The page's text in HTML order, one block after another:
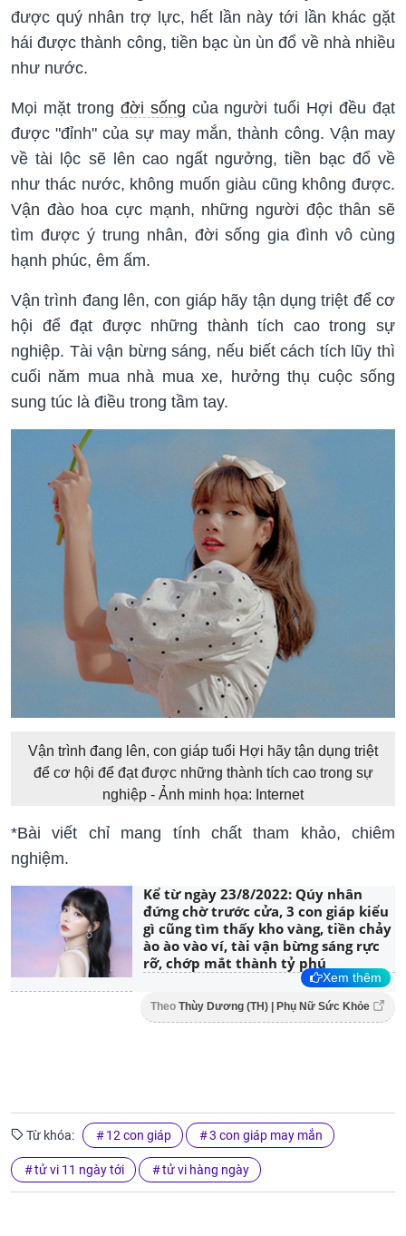
được quý nhân trợ lực, hết lần này tới lần khác gặt
hái được thành công, tiền bạc ùn ùn đổ về nhà nhiều
như nước.
Mọi mặt trong đời sống của người tuổi Hợi đều đạt
được "đỉnh" của sự may mắn, thành công. Vận may
về tài lộc sẽ lên cao ngất ngưởng, tiền bạc đổ về
như thác nước, không muốn giàu cũng không được.
Vận đào hoa cực mạnh, những người độc thân sẽ
tìm được ý trung nhân, đời sống gia đình vô cùng
hạnh phúc, êm ấm.
Vận trình đang lên, con giáp hãy tận dụng triệt để cơ
hội để đạt được những thành tích cao trong sự
nghiệp. Tài vận bừng sáng, nếu biết cách tích lũy thì
cuối năm mua nhà mua xe, hưởng thụ cuộc sống
sung túc là điều trong tầm tay.
Vận trình đang lên, con giáp tuổi Hợi hãy tận dụng triệt
để cơ hội để đạt được những thành tích cao trong sự
nghiệp - Ảnh minh họa: Internet
*Bài viết chỉ mang tính chất tham khảo, chiêm
nghiệm.
Kể từ ngày 23/8/2022: Qúy nhân
đứng chờ trước cửa, 3 con giáp kiểu
gì cũng tìm thấy kho vàng, tiền chảy
ào ào vào ví, tài vận bừng sáng rực
rỡ, chớp mắt thành tỷ phú
Xem thêm
Theo Thùy Dương (TH) | Phụ Nữ Sức Khỏe
Từ khóa: 12 con giáp 3 con giáp may mắn
tử vi 11 ngày tới tử vi hàng ngày